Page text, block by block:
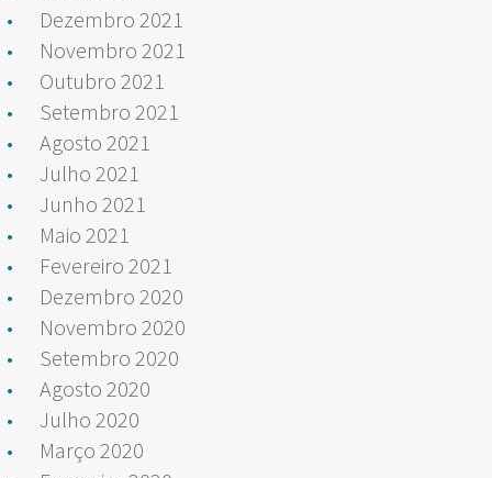
Dezembro 2021
Novembro 2021
Outubro 2021
Setembro 2021
Agosto 2021
Julho 2021
Junho 2021
Maio 2021
Fevereiro 2021
Dezembro 2020
Novembro 2020
Setembro 2020
Agosto 2020
Julho 2020
Março 2020